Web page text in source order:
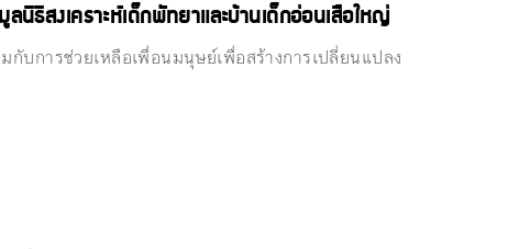
ธิสงเคราะห์เด็กพัทยาและบ้านเด็กอ่อนเสือใหญ่
บการช่วยเหลือเพื่อนมนุษย์เพื่อสร้างการเปลี่ยนแปลง